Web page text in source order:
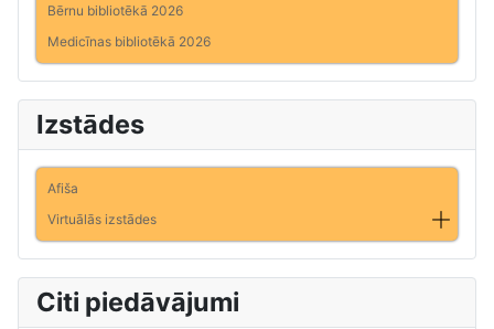
Bērnu bibliotēkā 2026
Medicīnas bibliotēkā 2026
Izstādes
Afiša
Virtuālās izstādes
Citi piedāvājumi